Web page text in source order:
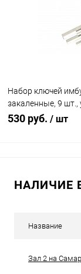
Набор ключей
закаленные, 9
Сибртех (12318)
530 руб. / шт
НАЛИЧИЕ
Название
Зал 2 на